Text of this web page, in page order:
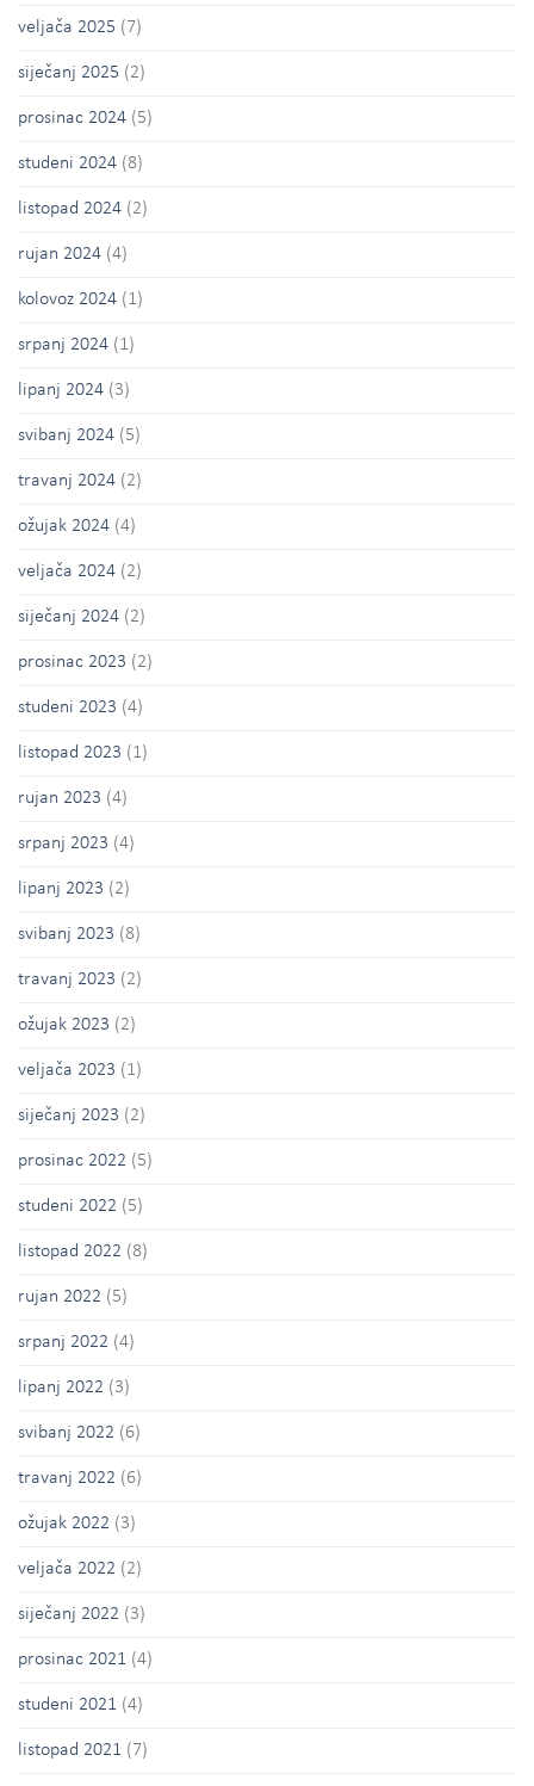
veljača 2025 (7)
siječanj 2025 (2)
prosinac 2024 (5)
studeni 2024 (8)
listopad 2024 (2)
rujan 2024 (4)
kolovoz 2024 (1)
srpanj 2024 (1)
lipanj 2024 (3)
svibanj 2024 (5)
travanj 2024 (2)
ožujak 2024 (4)
veljača 2024 (2)
siječanj 2024 (2)
prosinac 2023 (2)
studeni 2023 (4)
listopad 2023 (1)
rujan 2023 (4)
srpanj 2023 (4)
lipanj 2023 (2)
svibanj 2023 (8)
travanj 2023 (2)
ožujak 2023 (2)
veljača 2023 (1)
siječanj 2023 (2)
prosinac 2022 (5)
studeni 2022 (5)
listopad 2022 (8)
rujan 2022 (5)
srpanj 2022 (4)
lipanj 2022 (3)
svibanj 2022 (6)
travanj 2022 (6)
ožujak 2022 (3)
veljača 2022 (2)
siječanj 2022 (3)
prosinac 2021 (4)
studeni 2021 (4)
listopad 2021 (7)